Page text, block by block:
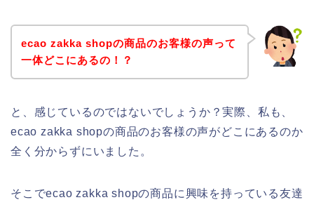
ecao zakka shopの商品のお客様の声って
一体どこにあるの！？
と、感じているのではないでしょうか？実際、私も、
ecao zakka shopの商品のお客様の声がどこにあるのか
全く分からずにいました。
そこでecao zakka shopの商品に興味を持っている友達